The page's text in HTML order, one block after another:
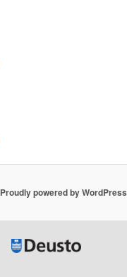
Proudly powered by WordPress